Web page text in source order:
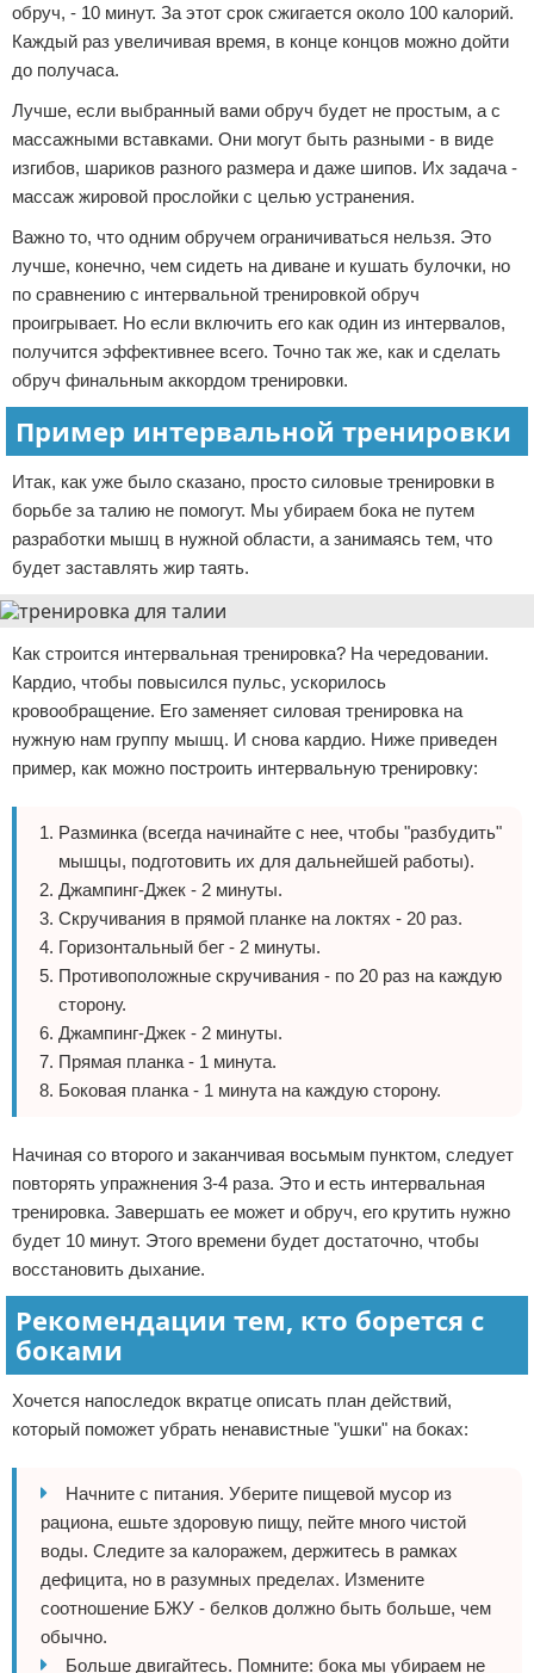
обруч, - 10 минут. За этот срок сжигается около 100 калорий.
Каждый раз увеличивая время, в конце концов можно дойти
до получаса.
Лучше, если выбранный вами обруч будет не простым, а с
массажными вставками. Они могут быть разными - в виде
изгибов, шариков разного размера и даже шипов. Их задача -
массаж жировой прослойки с целью устранения.
Важно то, что одним обручем ограничиваться нельзя. Это
лучше, конечно, чем сидеть на диване и кушать булочки, но
по сравнению с интервальной тренировкой обруч
проигрывает. Но если включить его как один из интервалов,
получится эффективнее всего. Точно так же, как и сделать
обруч финальным аккордом тренировки.
Пример интервальной тренировки
Итак, как уже было сказано, просто силовые тренировки в
борьбе за талию не помогут. Мы убираем бока не путем
разработки мышц в нужной области, а занимаясь тем, что
будет заставлять жир таять.
Как строится интервальная тренировка? На чередовании.
Кардио, чтобы повысился пульс, ускорилось
кровообращение. Его заменяет силовая тренировка на
нужную нам группу мышц. И снова кардио. Ниже приведен
пример, как можно построить интервальную тренировку:
Разминка (всегда начинайте с нее, чтобы "разбудить"
мышцы, подготовить их для дальнейшей работы).
Джампинг-Джек - 2 минуты.
Скручивания в прямой планке на локтях - 20 раз.
Горизонтальный бег - 2 минуты.
Противоположные скручивания - по 20 раз на каждую
сторону.
Джампинг-Джек - 2 минуты.
Прямая планка - 1 минута.
Боковая планка - 1 минута на каждую сторону.
Начиная со второго и заканчивая восьмым пунктом, следует
повторять упражнения 3-4 раза. Это и есть интервальная
тренировка. Завершать ее может и обруч, его крутить нужно
будет 10 минут. Этого времени будет достаточно, чтобы
восстановить дыхание.
Рекомендации тем, кто борется с
боками
Хочется напоследок вкратце описать план действий,
который поможет убрать ненавистные "ушки" на боках:
Начните с питания. Уберите пищевой мусор из
рациона, ешьте здоровую пищу, пейте много чистой
воды. Следите за калоражем, держитесь в рамках
дефицита, но в разумных пределах. Измените
соотношение БЖУ - белков должно быть больше, чем
обычно.
Больше двигайтесь. Помните: бока мы убираем не